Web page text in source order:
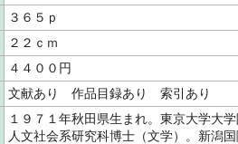
３６５ｐ
２２ｃｍ
４４００円
文献あり 作品目録あり 索引あり
１９７１年秋田県生まれ。東京大学大
人文社会系研究科博士（文学）。新潟